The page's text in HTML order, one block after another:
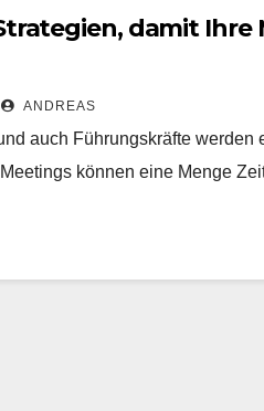
damit Ihre
ANDREAS
auch Führungskräfte
können eine Menge